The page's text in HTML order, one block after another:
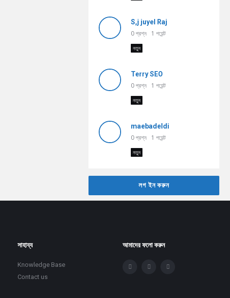
S,j juyel Raj
0প্রশ্ন 1 পয়েন্ট
নতুন
Terry SEO
0প্রশ্ন 1 পয়েন্ট
নতুন
maebadeldi
0প্রশ্ন 1 পয়েন্ট
নতুন
লগ ইন করুন
সাহায্য
Knowledge Base
Contact us
আমাদের ফলো করুন